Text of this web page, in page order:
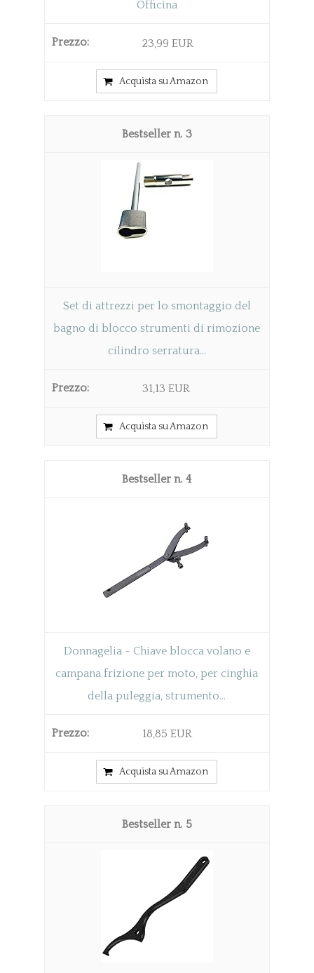
Officina
23,99 EUR
Acquista su Amazon
3
Set di attrezzi per lo smontaggio del
bagno di blocco strumenti di rimozione
cilindro serratura...
31,13 EUR
Acquista su Amazon
4
Donnagelia - Chiave blocca volano e
campana frizione per moto, per cinghia
della puleggia, strumento...
18,85 EUR
Acquista su Amazon
5